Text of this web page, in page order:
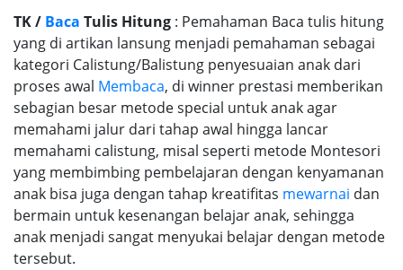
TK / Baca Tulis Hitung : Pemahaman Baca tulis hitung
yang di artikan lansung menjadi pemahaman sebagai
kategori Calistung/Balistung penyesuaian anak dari
proses awal Membaca, di winner prestasi memberikan
sebagian besar metode special untuk anak agar
memahami jalur dari tahap awal hingga lancar
memahami calistung, misal seperti metode Montesori
yang membimbing pembelajaran dengan kenyamanan
anak bisa juga dengan tahap kreatifitas mewarnai dan
bermain untuk kesenangan belajar anak, sehingga
anak menjadi sangat menyukai belajar dengan metode
tersebut.